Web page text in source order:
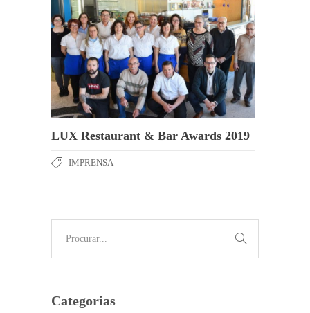
LUX Restaurant & Bar Awards 2019
IMPRENSA
Categorias